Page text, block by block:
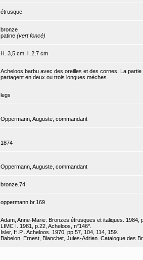
étrusque
bronze
patine (vert foncé)
H. 3,5 cm, l. 2,7 cm
Acheloos barbu avec des oreilles et des cornes. La
partagent en deux ou trois longues mèches.
legs
Oppermann, Auguste, commandant
1874
Oppermann, Auguste, commandant
bronze.74
oppermann.br.169
Adam, Anne-Marie. Bronzes étrusques et italiques. 1984,
LIMC I. 1981, p.22, Acheloos, n°146*.
Isler, H.P.. Acheloos. 1970, pp.57, 104, 114, 159.
Babelon, Ernest, Blanchet, Jules-Adrien. Catalogue des